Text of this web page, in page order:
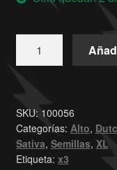
SKU: 100056
Categorías: Alto,
Sativa, Semillas, XL
Etiqueta: x3